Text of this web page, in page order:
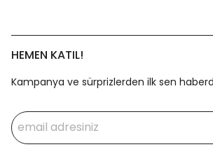
HEMEN KATIL!
Kampanya ve sürprizlerden ilk sen